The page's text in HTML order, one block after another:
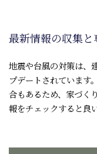
最新情報の収集
地震や台風の対策は、
プデートされています
合もあるため、家づく
報をチェックすると良